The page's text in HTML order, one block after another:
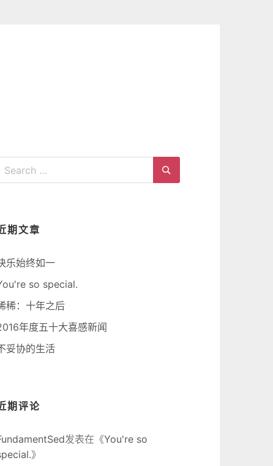
Search
期文章
乐始终如一
so special.
稀：十年之后
年度五十大喜感新闻
妥协的生活
期评论
发表在《You're so
》